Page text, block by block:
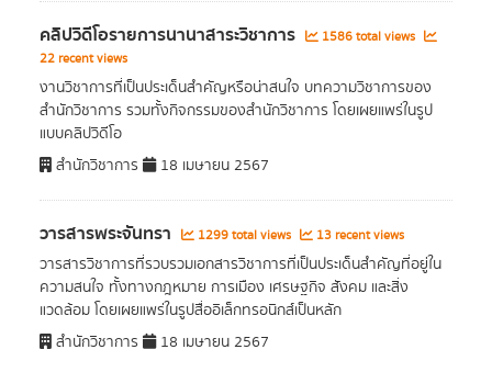
คลิปวิดีโอรายการนานาสาระวิชาการ
1586 total views
22 recent views
งานวิชาการที่เป็นประเด็นสำคัญหรือน่าสนใจ บทความวิชาการของ
สำนักวิชาการ รวมทั้งกิจกรรมของสำนักวิชาการ โดยเผยแพร่ในรูป
แบบคลิปวิดีโอ
สำนักวิชาการ
18 เมษายน 2567
วารสารพระจันทรา 1299 total views 13 recent views
วารสารวิชาการที่รวบรวมเอกสารวิชาการที่เป็นประเด็นสำคัญที่อยู่ใน
ความสนใจ ทั้งทางกฎหมาย การเมือง เศรษฐกิจ สังคม และสิ่ง
แวดล้อม โดยเผยแพร่ในรูปสื่ออิเล็กทรอนิกส์เป็นหลัก
สำนักวิชาการ
18 เมษายน 2567